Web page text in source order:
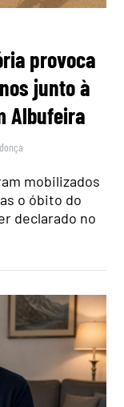
provoca
junto à
Albufeira
mobilizados
o óbito do
declarado no